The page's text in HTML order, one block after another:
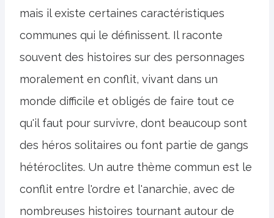
mais il existe certaines caractéristiques
communes qui le définissent. Il raconte
souvent des histoires sur des personnages
moralement en conflit, vivant dans un
monde difficile et obligés de faire tout ce
qu'il faut pour survivre, dont beaucoup sont
des héros solitaires ou font partie de gangs
hétéroclites. Un autre thème commun est le
conflit entre l'ordre et l'anarchie, avec de
nombreuses histoires tournant autour de